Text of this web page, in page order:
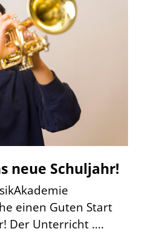
neue Schuljahr!
einen Guten Start
Der Unterricht ....